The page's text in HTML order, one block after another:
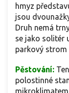
hmyz
jsou
Druh nemá
se jako solitér
parkový strom
Pěstování:
polostinné